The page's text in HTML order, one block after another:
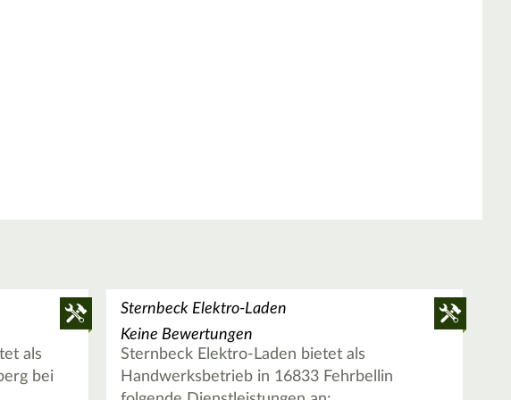
als
bei
Sternbeck Elektro-Laden
Keine Bewertungen
Sternbeck Elektro-Laden bietet als
Handwerksbetrieb in 16833 Fehrbellin